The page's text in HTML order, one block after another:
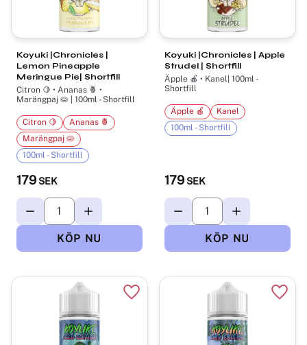
Koyuki |Chronicles |
Lemon Pineapple
Meringue Pie| Shortfill
Citron 🍋 • Ananas 🍍 •
Marängpaj 🥧 | 100ml - Shortfill
179 SEK
Citron 🍋
Ananas 🍍
Marängpaj 🥧
100ml - Shortfill
Koyuki |Chronicles | Apple
Strudel | Shortfill
Äpple 🍎 • Kanel| 100ml -
Shortfill
179 SEK
Äpple 🍎
Kanel
100ml - Shortfill
Lägg till i favoriter